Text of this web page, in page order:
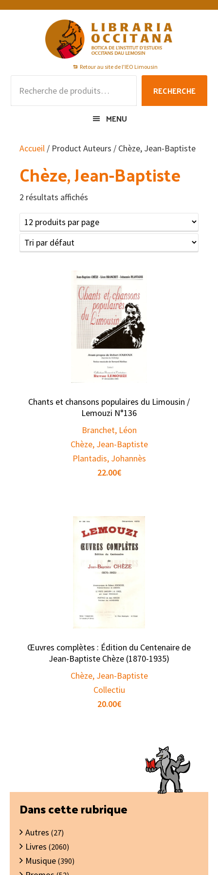
Passer
Passer
Passer
Retour au site de l'IEO Limousin
pour :
RECHERCHE
MENU
Accueil / Product Auteurs / Chèze, Jean-Baptiste
Chèze, Jean-Baptiste
2 résultats affichés
Chants et chansons populaires du Limousin /
Lemouzi N°136
Branchet, Léon
Chèze, Jean-Baptiste
Plantadis, Johannès
22.00€
Œuvres complètes : Édition du Centenaire de
Jean-Baptiste Chèze (1870-1935)
Chèze, Jean-Baptiste
Collectiu
20.00€
Barre
latérale
principale
Dans cette rubrique
Autres (27)
Livres (2060)
Musique (390)